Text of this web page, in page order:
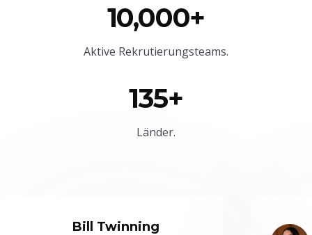
10,000+
Aktive Rekrutierungsteams.
135+
Länder.
Bill Twinning